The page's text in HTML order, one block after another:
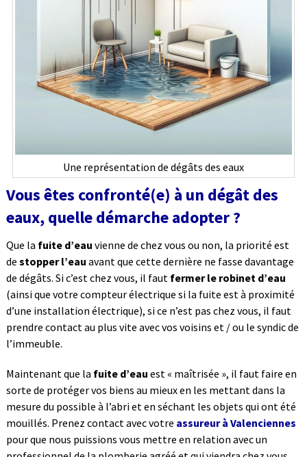
Une représentation de dégâts des eaux
Vous êtes confronté(e) à un dégât des
eaux, quelle démarche adopter ?
Que la fuite d’eau vienne de chez vous ou non, la priorité est
de stopper l’eau avant que cette dernière ne fasse davantage
de dégâts. Si c’est chez vous, il faut fermer le robinet d’eau
(ainsi que votre compteur électrique si la fuite est à proximité
d’une installation électrique), si ce n’est pas chez vous, il faut
prendre contact au plus vite avec vos voisins et / ou le syndic de
l’immeuble.
Maintenant que la fuite d’eau est « maîtrisée », il faut faire en
sorte de protéger vos biens au mieux en les mettant dans la
mesure du possible à l’abri et en séchant les objets qui ont été
mouillés. Prenez contact avec votre assureur à Valenciennes
pour que nous puissions vous mettre en relation avec un